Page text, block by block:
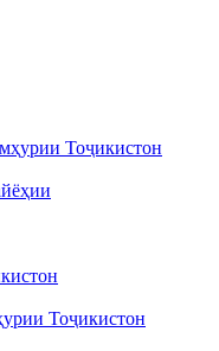
Тоҷикистон
Тоҷикистон